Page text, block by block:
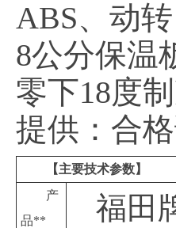
ABS、动
8公分保温
零下18度制
提供：合
【主要技术参数】
产
品**
福田